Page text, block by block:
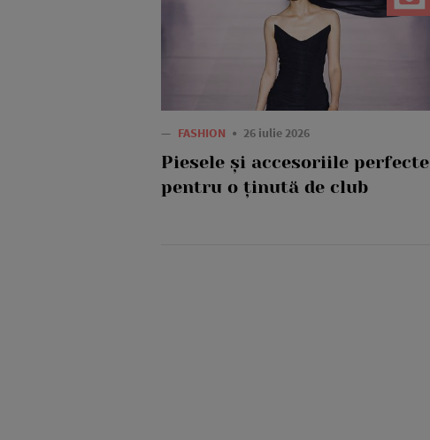
— FASHION 26 iulie 2026
Piesele și accesoriile perfecte
pentru o ținută de club